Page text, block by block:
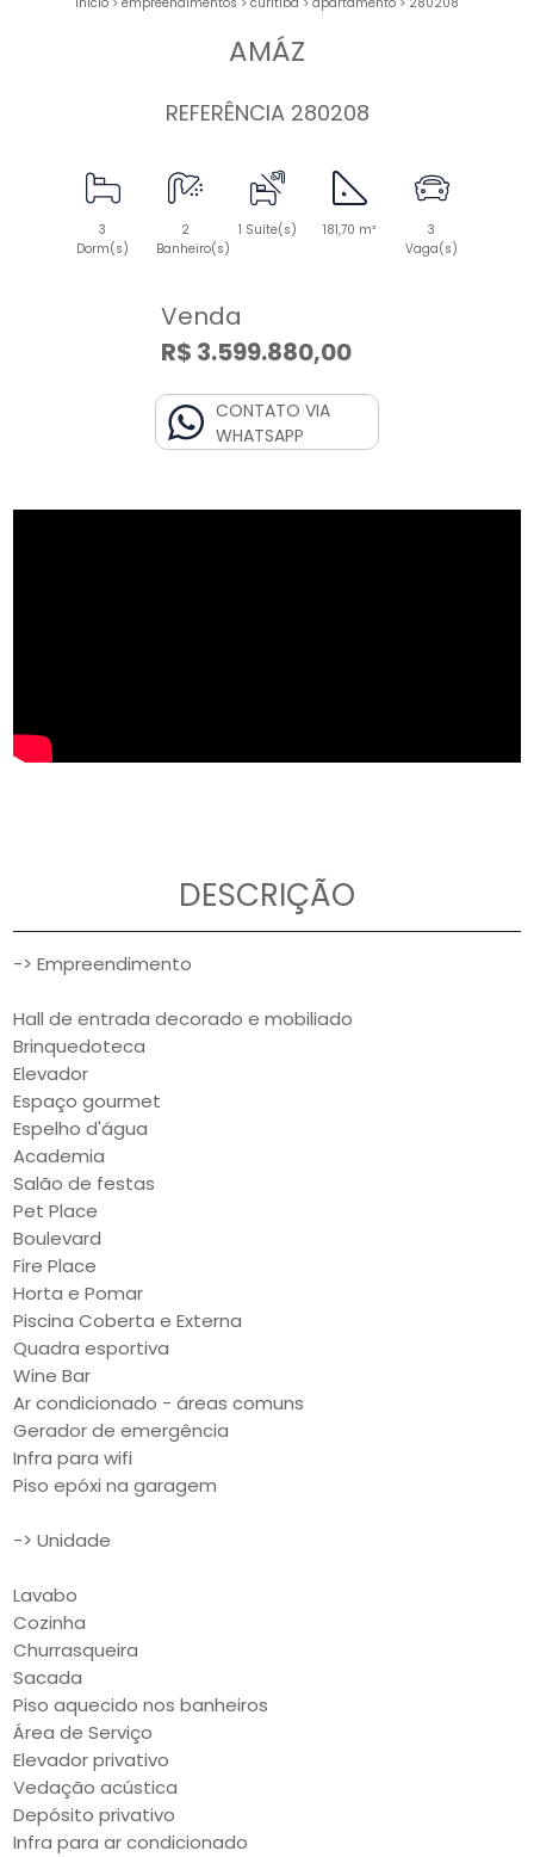
AMÁZ
REFERÊNCIA 280208
3
Dorm(s)
2
Banheiro(s)
1 Suíte(s) 181,70 m²
3
Vaga(s)
Venda
R$ 3.599.880,00
CONTATO VIA
WHATSAPP
DESCRIÇÃO
-> Empreendimento
Hall de entrada decorado e mobiliado
Brinquedoteca
Elevador
Espaço gourmet
Espelho d'água
Academia
Salão de festas
Pet Place
Boulevard
Fire Place
Horta e Pomar
Piscina Coberta e Externa
Quadra esportiva
Wine Bar
Ar condicionado - áreas comuns
Gerador de emergência
Infra para wifi
Piso epóxi na garagem
-> Unidade
Lavabo
Cozinha
Churrasqueira
Sacada
Piso aquecido nos banheiros
Área de Serviço
Elevador privativo
Vedação acústica
Depósito privativo
Infra para ar condicionado